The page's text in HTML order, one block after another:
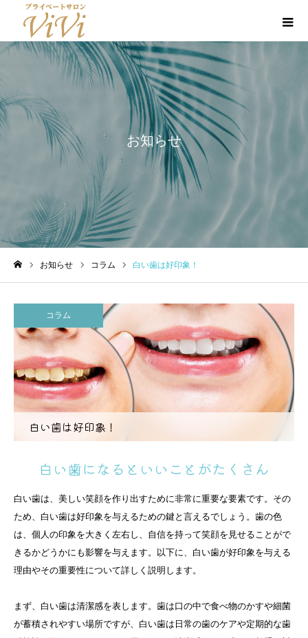
お知らせ
お知らせ コラム 白い歯は好印象！
コラム
白い歯は好印象！
白い歯になるといいことがたくさん
白い歯は、美しい笑顔を作り出すために非常に重要な要素です。その
ため、白い歯は好印象を与えるための鍵と言えるでしょう。歯の色
は、個人の印象を大きく左右し、自信を持って笑顔を見せることがで
きるかどうかにも影響を与えます。以下に、白い歯が好印象を与える
理由やその重要性について詳しく説明します。
まず、白い歯は清潔感を表します。歯は口の中で食べ物のかすや細菌
が蓄積されやすい場所ですが、白い歯は日常の歯のケアや定期的な歯